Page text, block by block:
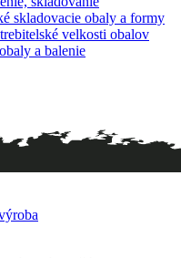
skladovacie obaly a formy
velkosti obalov
a balenie